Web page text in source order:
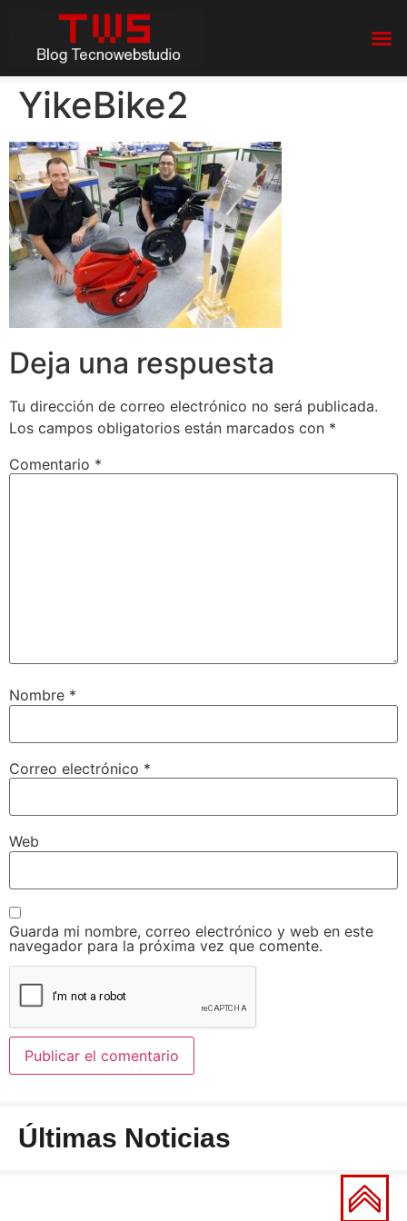
YikeBike2
Deja una respuesta
Tu dirección de correo electrónico no será publicada.
Los campos obligatorios están marcados con *
Comentario *
Nombre *
Correo electrónico *
Web
Guarda mi nombre, correo electrónico y web en este
navegador para la próxima vez que comente.
Últimas Noticias